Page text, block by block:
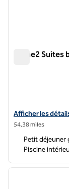
Home2
Afficher les
Afficher les
54,38 miles
Petit déjeuner
Piscine
1 sur 12